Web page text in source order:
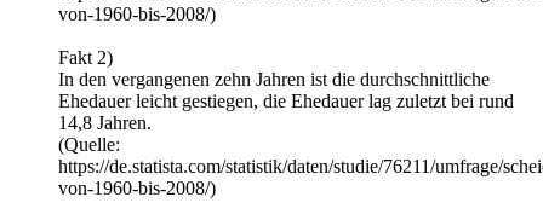
von-1960-bis-2008/)
Fakt 2)
In den vergangenen zehn Jahren ist die durchschnittliche
Ehedauer leicht gestiegen, die Ehedauer lag zuletzt bei rund
14,8 Jahren.
(Quelle:
https://de.statista.com/statistik/daten/studie/76211/umfrage/
von-1960-bis-2008/)